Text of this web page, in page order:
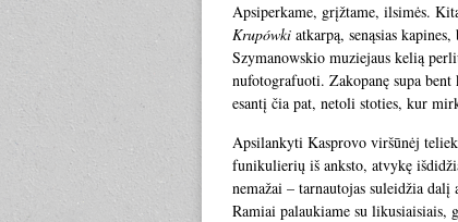
Apsiperkame, grįžtame, ilsimės.
Krupówki atkarpą, senąsias
Szymanowskio muziejaus kelią
nufotografuoti. Zakopanę supa
esantį čia pat, netoli stoties, kur
Apsilankyti Kasprovo viršūnėj
funikulierių iš anksto, atvykę
nemažai – tarnautojas suleidžia
Ramiai palaukiame su